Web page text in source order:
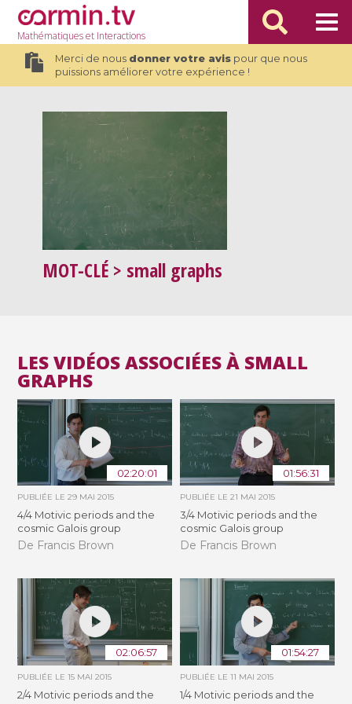
Mathématiqueset Interactions
Merci de nous donner votre avispour que nous
puissions améliorer votre expérience !
MOT-CLÉ > small graphs
LES VIDÉOS ASSOCIÉES À SMALL
GRAPHS
02:20:01
PUBLIÉE LE29 MAI 2015
4/4 Motivic periods and the
cosmic Galois group
De Francis Brown
01:56:31
PUBLIÉE LE 21 MAI 2015
3/4 Motivic periods and the
cosmic Galois group
De Francis Brown
02:06:57
PUBLIÉE LE15 MAI 2015
2/4 Motivic periods and the
01:54:27
PUBLIÉE LE 11 MAI 2015
1/4 Motivic periods and the